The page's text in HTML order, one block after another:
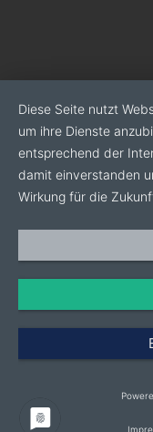
Diese Seite nutzt
um ihre Dienste
entsprechend der
damit einverstanden
Wirkung für die